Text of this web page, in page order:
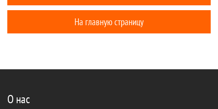
На главную страницу
О нас